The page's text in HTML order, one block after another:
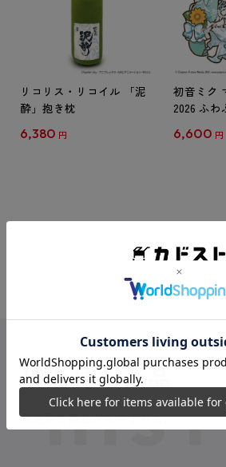
リコリス・リコイル 「泥
酔」抱き枕
6,380 円
初音ミク
2026 ふわ
6,600 円
最近見た商品
最近見た商品がありません。